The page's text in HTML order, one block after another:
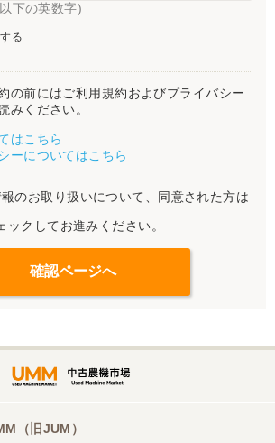
下の英数字)
る
の前にはご利用規約およびプライバシー
みください。
はこちら
ーについてはこちら
のお取り扱いについて、同意された方は
ックしてお進みください。
（旧JUM）